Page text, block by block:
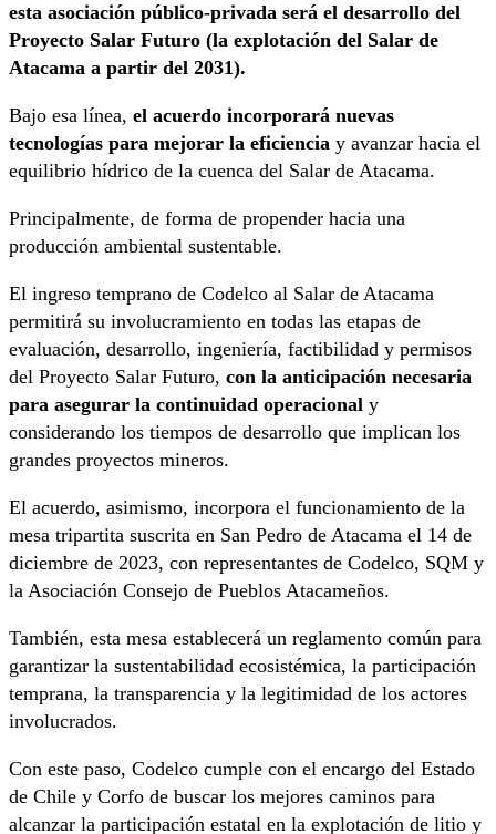
esta asociación público-privada será el desarrollo del
Proyecto Salar Futuro (la explotación del Salar de
Atacama a partir del 2031).
Bajo esa línea, el acuerdo incorporará nuevas
tecnologías para mejorar la eficiencia y avanzar hacia el
equilibrio hídrico de la cuenca del Salar de Atacama.
Principalmente, de forma de propender hacia una
producción ambiental sustentable.
El ingreso temprano de Codelco al Salar de Atacama
permitirá su involucramiento en todas las etapas de
evaluación, desarrollo, ingeniería, factibilidad y permisos
del Proyecto Salar Futuro, con la anticipación necesaria
para asegurar la continuidad operacional y
considerando los tiempos de desarrollo que implican los
grandes proyectos mineros.
El acuerdo, asimismo, incorpora el funcionamiento de la
mesa tripartita suscrita en San Pedro de Atacama el 14 de
diciembre de 2023, con representantes de Codelco, SQM y
la Asociación Consejo de Pueblos Atacameños.
También, esta mesa establecerá un reglamento común para
garantizar la sustentabilidad ecosistémica, la participación
temprana, la transparencia y la legitimidad de los actores
involucrados.
Con este paso, Codelco cumple con el encargo del Estado
de Chile y Corfo de buscar los mejores caminos para
alcanzar la participación estatal en la explotación de litio y